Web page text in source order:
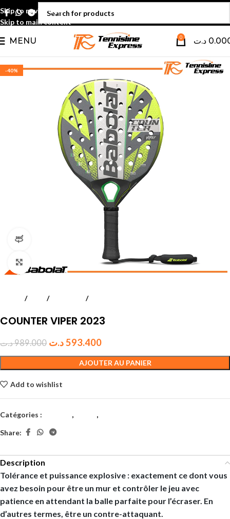
Skip to navigation
Skip to main content
MENU 0 د.ت
-40%
Padel Raquettes Adultes
COUNTER VIPER 2023
989.000د.ت 593.400د.ت
AJOUTER AU PANIER
Add to wishlist
Catégories : , ,
Share:
Description
Tolérance et puissance explosive : exactement ce dont vous
avez besoin pour être un mur et contrôler le jeu avec
patience en attendant la balle parfaite pour l’écraser. En
d’autres termes, être un contre-attaquant.